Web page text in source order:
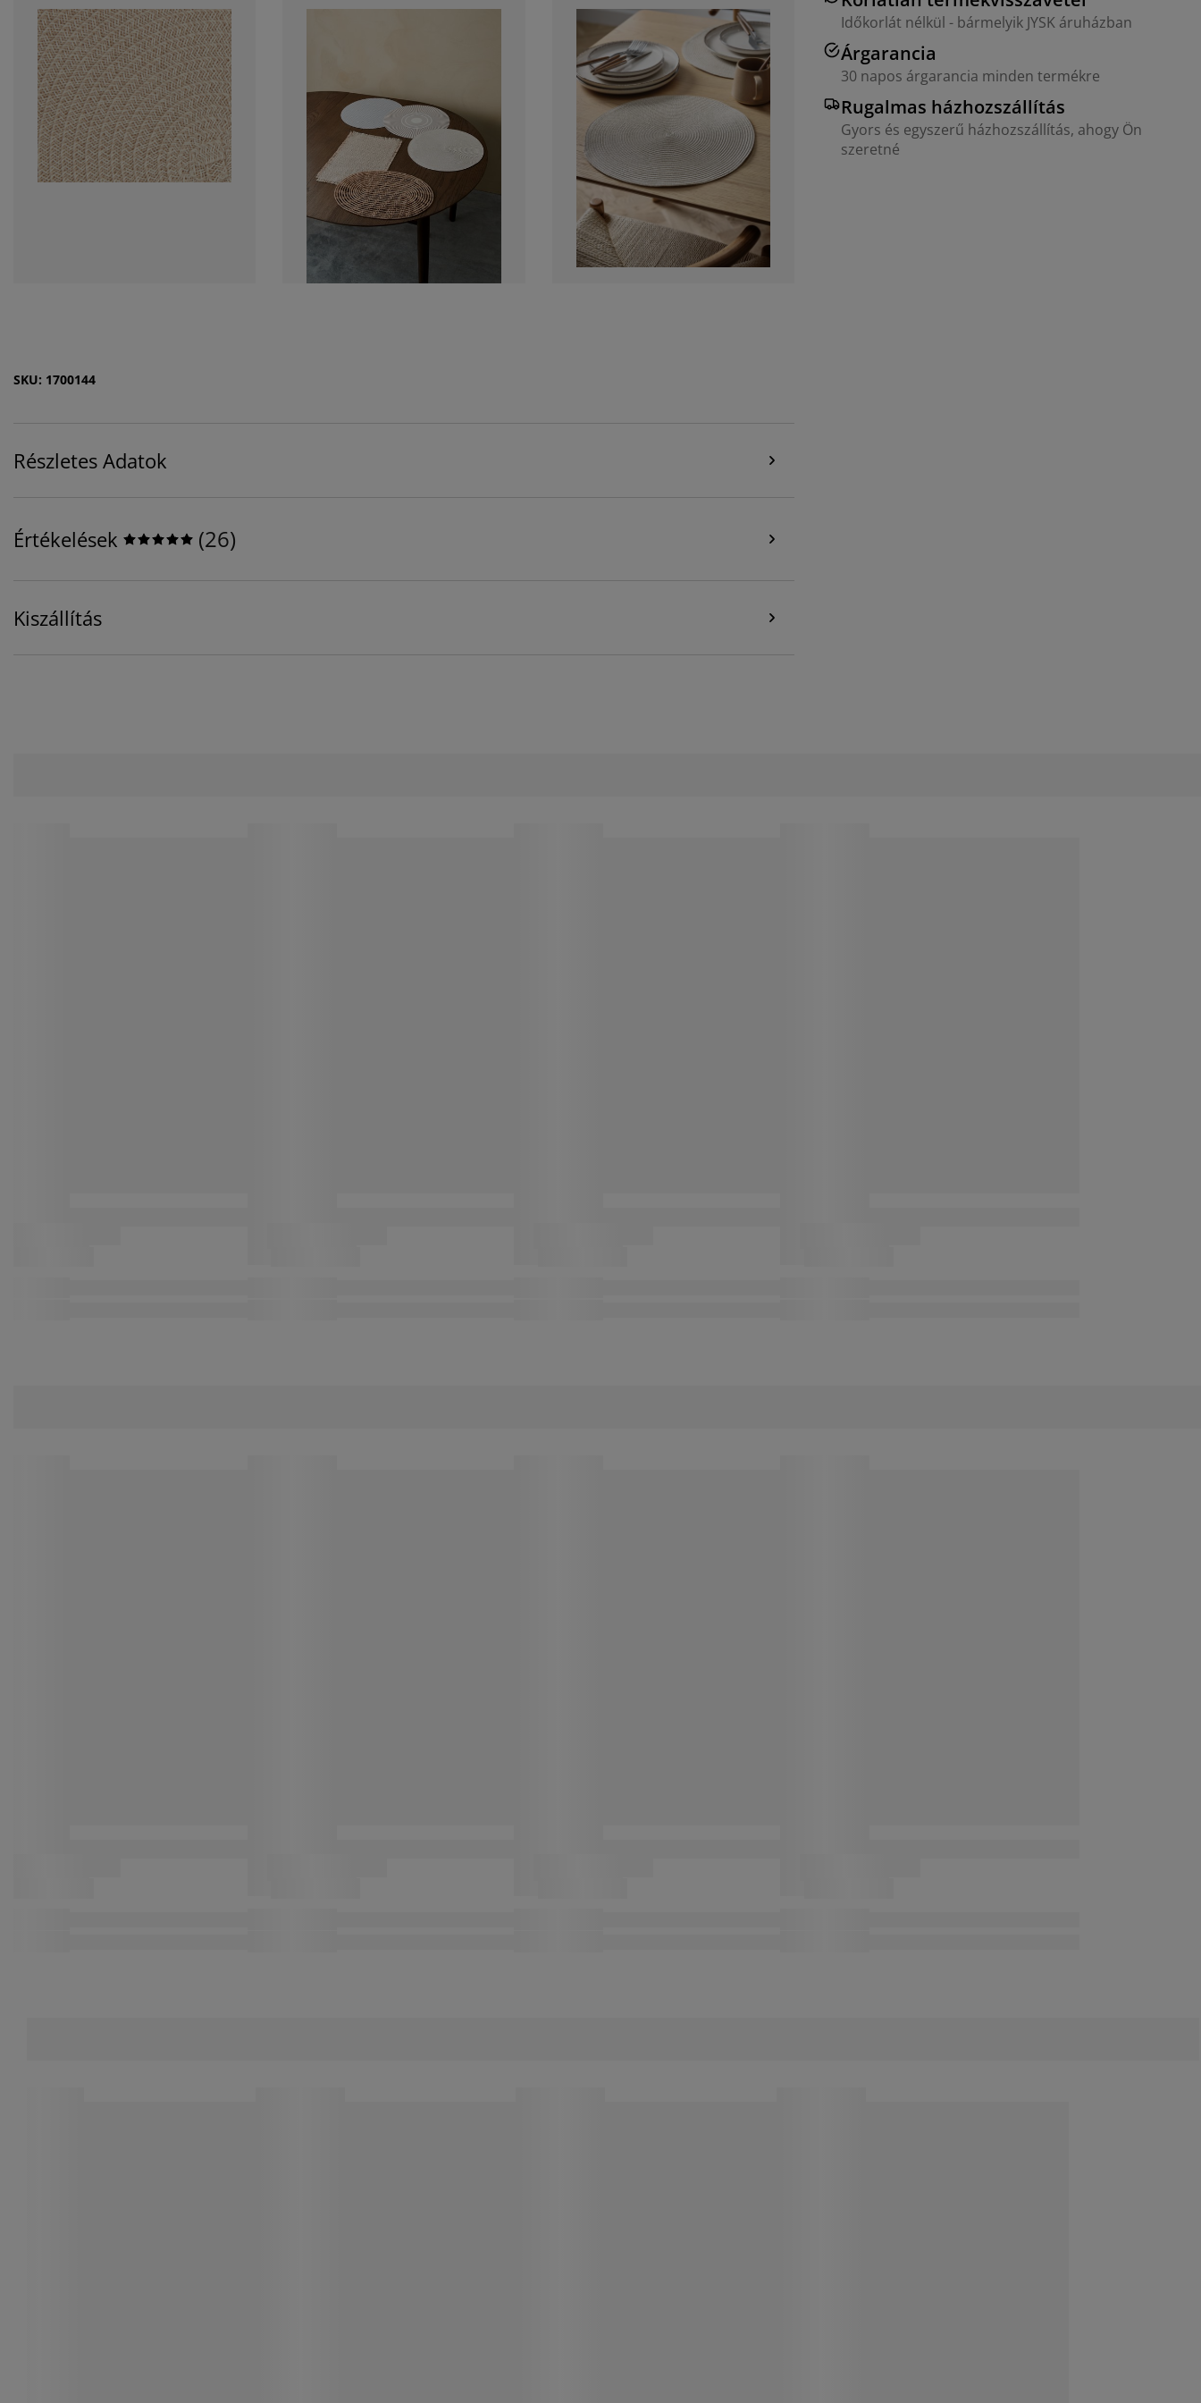
Időkorlát nélkül - bármelyik JYSK áruházban
Árgarancia
30 napos árgarancia minden termékre
Rugalmas házhozszállítás
Gyors és egyszerű házhozszállítás, ahogy Ön
szeretné
SKU: 1700144
Részletes Adatok
Értékelések (26)
Kiszállítás